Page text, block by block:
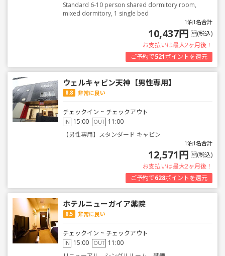
Standard 6-10 person shared dormitory room,
mixed dormitory, 1 single bed
1泊1名合計
10,437円 (税込)
お支払いは最大2ヶ月後！
ご予約で521ポイントを還元
ウェルキャビン天神【男性専用】
8.8 非常に良い
チェックイン ~ チェックアウト
IN 15:00 OUT 11:00
【男性専用】スタンダード キャビン
1泊1名合計
12,571円 (税込)
お支払いは最大2ヶ月後！
ご予約で628ポイントを還元
ホテルニューガイア薬院
8.5 非常に良い
チェックイン ~ チェックアウト
IN 15:00 OUT 11:00